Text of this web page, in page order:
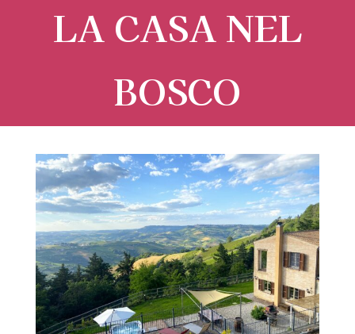
LA CASA NEL
BOSCO
Ingrandisci
immagine